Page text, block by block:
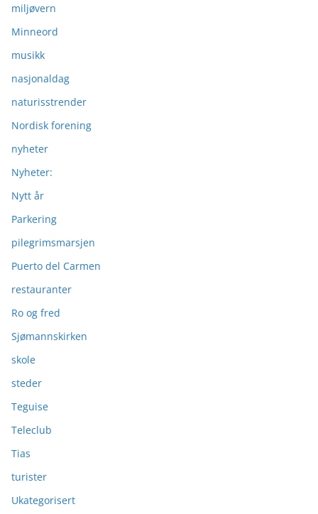
miljøvern
Minneord
musikk
nasjonaldag
naturisstrender
Nordisk forening
nyheter
Nyheter:
Nytt år
Parkering
pilegrimsmarsjen
Puerto del Carmen
restauranter
Ro og fred
Sjømannskirken
skole
steder
Teguise
Teleclub
Tias
turister
Ukategorisert